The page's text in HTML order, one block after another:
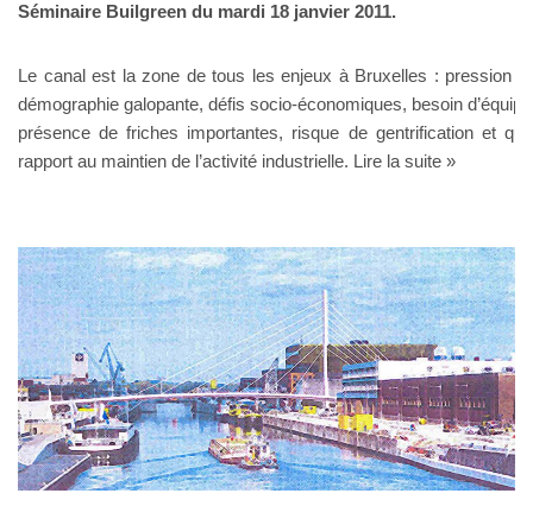
Séminaire Builgreen du mardi 18 janvier 2011.
Le canal est la zone de tous les enjeux à Bruxelles : pression
démographie galopante, défis socio-économiques, besoin
présence de friches importantes, risque de gentrification et
rapport au maintien de l’activité industrielle. Lire la suite »